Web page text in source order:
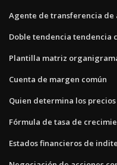
Agente de transferencia de
Doble tendencia tendencia
Plantilla matriz
Cuenta de margen común
Quien determina los
Fórmula de tasa de
Estados financieros de